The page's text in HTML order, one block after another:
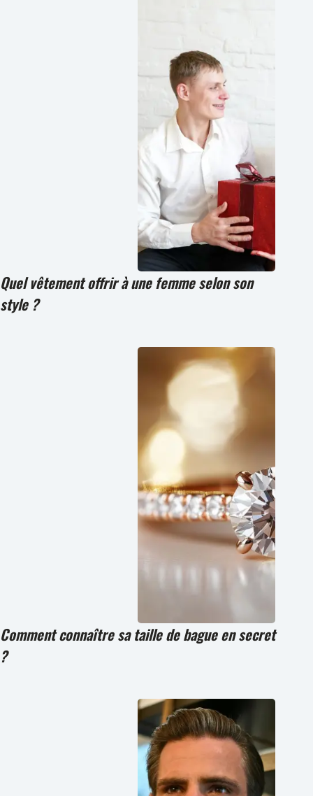
Quel vêtement offrir à une femme selon son
style ?
Comment connaître sa taille de bague en secret
?